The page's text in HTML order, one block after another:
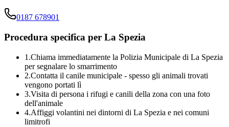
0187 678901
Procedura specifica per La Spezia
1.Chiama immediatamente la Polizia Municipale di La Spezia
per segnalare lo smarrimento
2.Contatta il canile municipale - spesso gli animali trovati
vengono portati lì
3.Visita di persona i rifugi e canili della zona con una foto
dell'animale
4.Affiggi volantini nei dintorni di La Spezia e nei comuni
limitrofi